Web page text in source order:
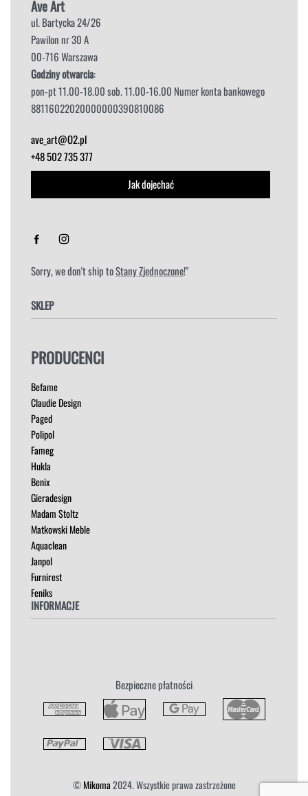
Ave Art
ul. Bartycka 24/26
Pawilon nr 30 A
00-716 Warszawa
Godziny otwarcia:
pon-pt 11.00-18.00 sob. 11.00-16.00 Numer konta bankowego
88116022020000000390810086
ave_art@O2.pl
+48 502 735 377
Jak dojechać
Sorry, we don't ship toStany Zjednoczone!"
SKLEP
HOKERY
ŁÓŻKA
MEBLE RTV
NAROŻNIKI
OUTLET
PUFY
SOFY
STOLIKI
STOŁY
SZAFKI I KOMODY
PRODUCENCI
Befame
Claudie Design
Paged
Polipol
Fameg
Hukla
Benix
Gieradesign
Madam Stoltz
Matkowski Meble
Aquaclean
Janpol
Furnirest
Feniks
INFORMACJE
Płatność i Dostawa
Bezpieczne płatności
©Mikoma2024. Wszystkie prawa zastrzeżone